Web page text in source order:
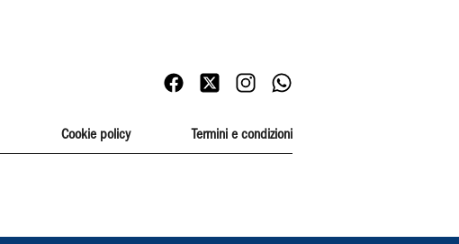
Cookie policy Termini e condizioni